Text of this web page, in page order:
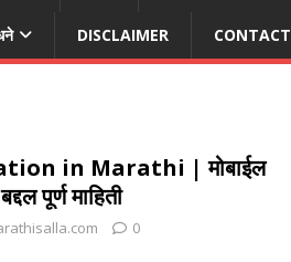
DISCLAIMER
in Marathi | मोबाईल
पूर्ण माहिती
0